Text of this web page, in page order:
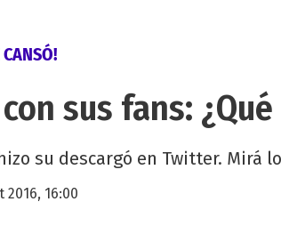
CANSÓ!
sus fans:
su descargó en Twitter. Mirá
2016, 16:00